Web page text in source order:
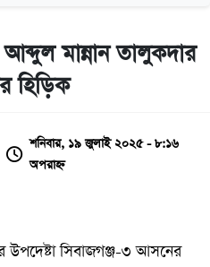
মান্নান তালুকদার
হিড়িক
শনিবার, ১৯ জুলাই ২০২৫ - ৮:১৬
অপরাহ্ন
উপদেষ্টা সিবাজগঞ্জ-৩ আসনের